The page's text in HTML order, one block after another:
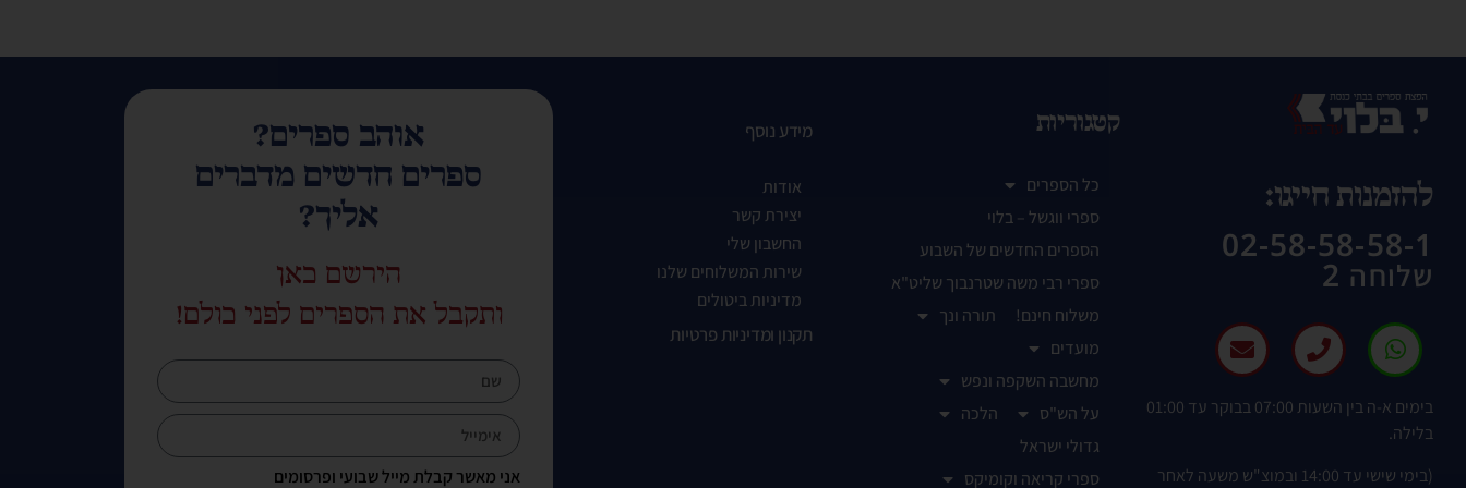
להזמנות חייגו:
02-58-58-58-1
שלוחה 2
בימים א-ה בין השעות 07:00 בבוקר עד 01:00
בלילה.
(בימי שישי עד 14:00 ובמוצ"ש משעה לאחר
קטגוריות
כל הספרים
ספרי ווגשל – בלוי
הספרים החדשים של השבוע
ספרי רבי משה שטרנבוך שליט"א
משלוח חינם!
תורה ונך
מועדים
מחשבה השקפה ונפש
על הש"ס
הלכה
גדולי ישראל
ספרי קריאה וקומיקס
מידע נוסף
אודות
יצירת קשר
החשבון שלי
שירות המשלוחים שלנו
מדיניות ביטולים
תקנון ומדיניות פרטיות
אוהב ספרים?
ספרים חדשים מדברים
אליך?
הירשם כאן
ותקבל את הספרים לפני כולם!
אני מאשר קבלת מייל שבועי ופרסומים